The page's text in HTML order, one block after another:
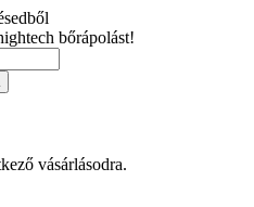
bőrápolást!
vásárlásodra.